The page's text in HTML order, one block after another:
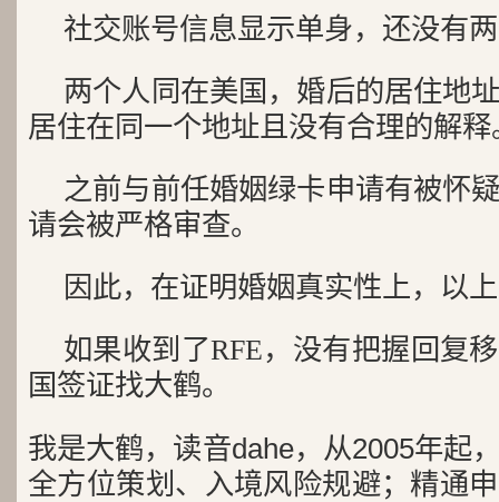
社交账号信息显示单身，还没有
两个人同在美国，婚后的居住地
居住在同一个地址且没有合理的解释
之前与前任婚姻绿卡申请有被怀
请会被严格审查。
因此，在证明婚姻真实性上，以
如果收到了RFE，没有把握回复
国签证找大鹤。
我是大鹤，读音dahe，从2005年起
全方位策划、入境风险规避；精通